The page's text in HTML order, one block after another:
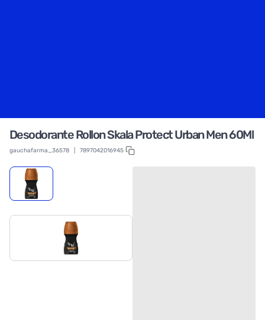
Desodorante Rollon Skala Protect Urban Men 60Ml
gauchafarma_36578 7897042016945